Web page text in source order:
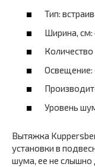
Тип:
Ширина, см:
Количество
Освещение:
Уровень
Вытяжка
установки в
шума, ее не слышно